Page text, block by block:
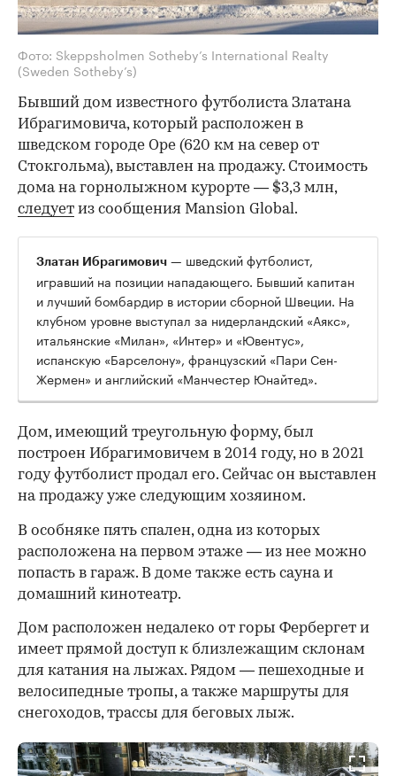
Фото: Skeppsholmen Sotheby’s International Realty
(Sweden Sotheby’s)
Бывший дом известного футболиста Златана
Ибрагимовича, который расположен в
шведском городе Оре (620 км на север от
Стокгольма), выставлен на продажу. Стоимость
дома на горнолыжном курорте — $3,3 млн,
следует из сообщения Mansion Global.
Златан Ибрагимович — шведский футболист,
игравший на позиции нападающего. Бывший капитан
и лучший бомбардир в истории сборной Швеции. На
клубном уровне выступал за нидерландский «Аякс»,
итальянские «Милан», «Интер» и «Ювентус»,
испанскую «Барселону», французский «Пари Сен-
Жермен» и английский «Манчестер Юнайтед».
Дом, имеющий треугольную форму, был
построен Ибрагимовичем в 2014 году, но в 2021
году футболист продал его. Сейчас он выставлен
на продажу уже следующим хозяином.
В особняке пять спален, одна из которых
расположена на первом этаже — из нее можно
попасть в гараж. В доме также есть сауна и
домашний кинотеатр.
Дом расположен недалеко от горы Фербергет и
имеет прямой доступ к близлежащим склонам
для катания на лыжах. Рядом — пешеходные и
велосипедные тропы, а также маршруты для
снегоходов, трассы для беговых лыж.